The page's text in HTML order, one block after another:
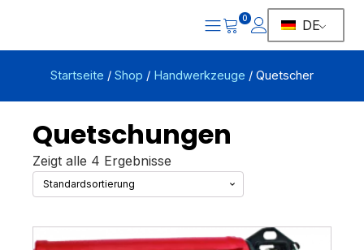
0 DE
Startseite / Shop / Handwerkzeuge / Quetscher
Quetschungen
Zeigt alle 4 Ergebnisse